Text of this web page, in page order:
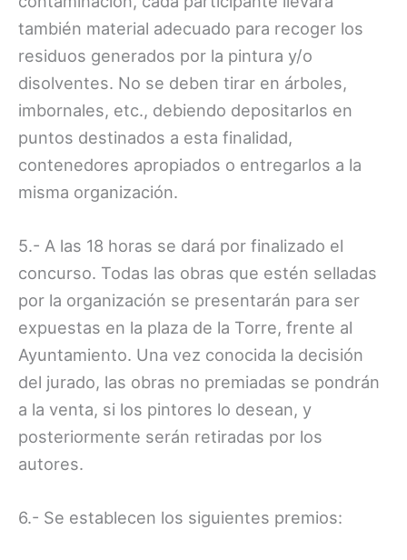
también material adecuado para recoger los
residuos generados por la pintura y/o
disolventes. No se deben tirar en árboles,
imbornales, etc., debiendo depositarlos en
puntos destinados a esta finalidad,
contenedores apropiados o entregarlos a la
misma organización.
5.- A las 18 horas se dará por finalizado el
concurso. Todas las obras que estén selladas
por la organización se presentarán para ser
expuestas en la plaza de la Torre, frente al
Ayuntamiento. Una vez conocida la decisión
del jurado, las obras no premiadas se pondrán
a la venta, si los pintores lo desean, y
posteriormente serán retiradas por los
autores.
6.- Se establecen los siguientes premios: